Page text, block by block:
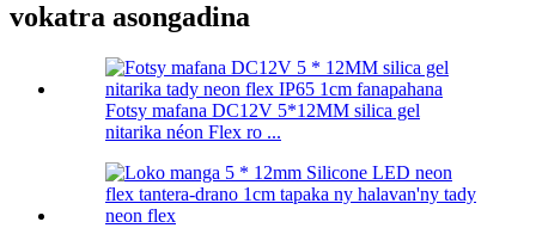
vokatra asongadina
Fotsy mafana DC12V 5*12MM silica gel
nitarika néon Flex ro ...